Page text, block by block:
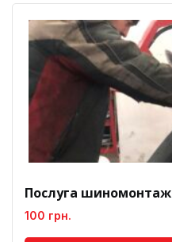
Послуга шиномонтаж
100 грн.